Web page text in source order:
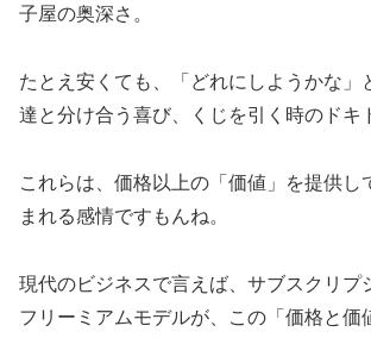
子屋の奥深さ。
たとえ安くても、「どれにしようかな」
達と分け合う喜び、くじを引く時のドキ
これらは、価格以上の「価値」を提供し
まれる感情ですもんね。
現代のビジネスで言えば、サブスクリプ
フリーミアムモデルが、この「価格と価